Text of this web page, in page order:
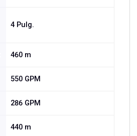
4 Pulg.
460 m
550 GPM
286 GPM
440 m